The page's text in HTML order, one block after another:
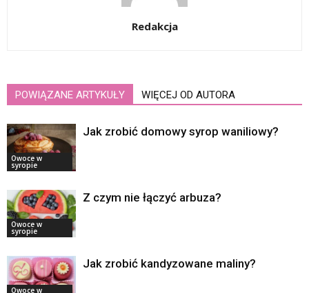
Redakcja
POWIĄZANE ARTYKUŁY WIĘCEJ OD AUTORA
Owoce w
syropie
Jak zrobić domowy syrop waniliowy?
Owoce w
syropie
Z czym nie łączyć arbuza?
Owoce w
Jak zrobić kandyzowane maliny?